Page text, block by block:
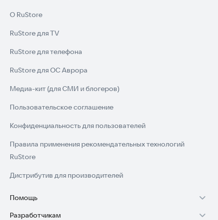
О RuStore
RuStore для TV
RuStore для телефона
RuStore для ОС Аврора
Медиа-кит (для СМИ и блогеров)
Пользовательское соглашение
Конфиденциальность для пользователей
Правила применения рекомендательных технологий
RuStore
Дистрибутив для производителей
Помощь
Установка RuStore на TV
Разработчикам